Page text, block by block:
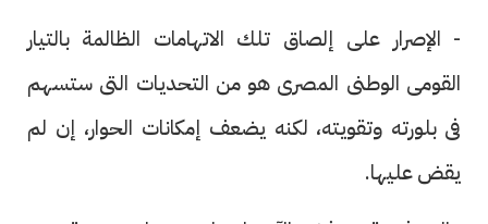
- الإصرار على إلصاق تلك الاتهامات الظالمة بالتيار
القومى الوطنى المصرى هو من التحديات التى ستسهم
فى بلورته وتقويته، لكنه يضعف إمكانات الحوار، إن لم
يقض عليها.